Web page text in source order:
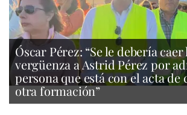
Óscar Pérez: “Se le debería
vergüenza a Astrid Pérez por
persona que está con el acta de
otra formación”